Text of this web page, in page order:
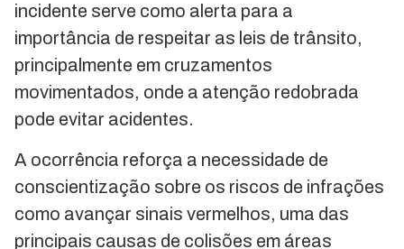
incidente serve como alerta para a
importância de respeitar as leis de trânsito,
principalmente em cruzamentos
movimentados, onde a atenção redobrada
pode evitar acidentes.
A ocorrência reforça a necessidade de
conscientização sobre os riscos de infrações
como avançar sinais vermelhos, uma das
principais causas de colisões em áreas